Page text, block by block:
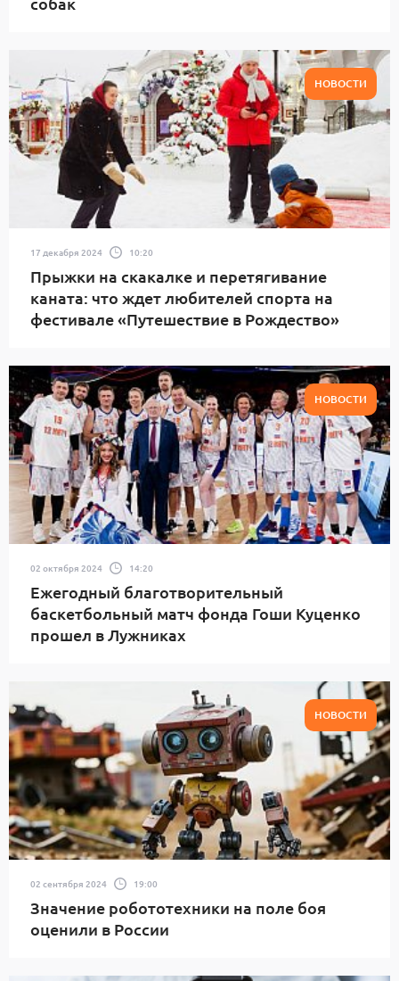
НОВОСТИ
17 декабря 2024 10:20
Прыжки на скакалке и перетягивание
каната: что ждет любителей спорта на
фестивале «Путешествие в Рождество»
НОВОСТИ
02 октября 2024 14:20
Ежегодный благотворительный
баскетбольный матч фонда Гоши Куценко
прошел в Лужниках
НОВОСТИ
02 сентября 2024 19:00
Значение робототехники на поле боя
оценили в России